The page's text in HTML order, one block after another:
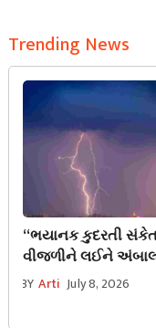
Trending News
“ભયાનક કુદરતી
વીજળીને લઈને
આગાહી”
BY Arti July 8, 2026